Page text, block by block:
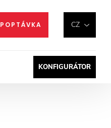
CZ
POPTÁVKA
Hledat
KONFIGURÁTOR